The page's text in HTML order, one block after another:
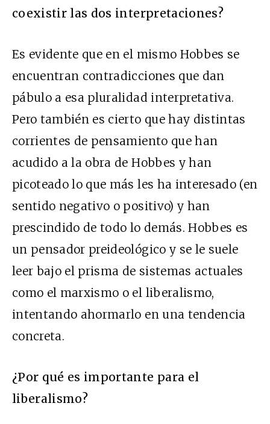
coexistir las dos interpretaciones?
Es evidente que en el mismo Hobbes se
encuentran contradicciones que dan
pábulo a esa pluralidad interpretativa.
Pero también es cierto que hay distintas
corrientes de pensamiento que han
acudido a la obra de Hobbes y han
picoteado lo que más les ha interesado (en
sentido negativo o positivo) y han
prescindido de todo lo demás. Hobbes es
un pensador preideológico y se le suele
leer bajo el prisma de sistemas actuales
como el marxismo o el liberalismo,
intentando ahormarlo en una tendencia
concreta.
¿Por qué es importante para el
liberalismo?